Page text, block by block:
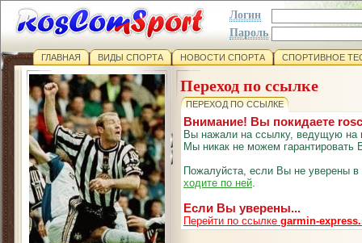
Логин
Пароль
ГЛАВНАЯ ВИДЫ СПОРТА НОВОСТИ СПОРТА СПОРТИВНОЕ
Переход по ссылке
ПЕРЕХОД ПО ССЫЛКЕ
Внимание! Вы покидаете
Вы нажали на ссылку, ведущую на
Мы никак не можем гарантировать
Пожалуйста, если Вы не уверены
ходите по ней.
Если Вы уверены...
Перейти по ссылке garmin-